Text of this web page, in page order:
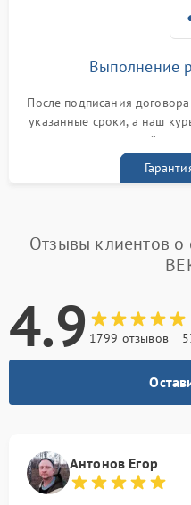
Выполнение
После подписания
указанные сроки, а наш
гарантийным
Отзывы клиентов о
4.9 1799 отзывов
Антонов Егор